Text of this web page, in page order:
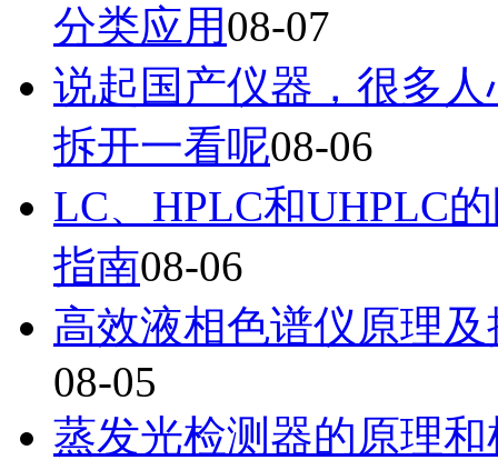
分类应用08-07
说起国产仪器，很多
拆开一看呢08-06
LC、HPLC和UHPLC
指南08-06
高效液相色谱仪原理
08-05
蒸发光检测器的原理